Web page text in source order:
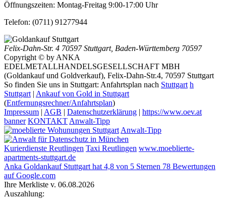
Öffnungszeiten: Montag-Freitag 9:00-17:00 Uhr
Telefon: (0711) 91277944
Felix-Dahn-Str. 4 70597 Stuttgart, Baden-Württemberg 70597
Copyright © by ANKA
EDELMETALLHANDELSGESELLSCHAFT MBH
(Goldankauf und Goldverkauf), Felix-Dahn-Str.4, 70597 Stuttgart
So finden Sie uns in Stuttgart: Anfahrtsplan nach Stuttgart h
Stuttgart | Ankauf von Gold in Stuttgart
(Entfernungsrechner/Anfahrtsplan)
Impressum | AGB | Datenschutzerklärung | https://www.oev.at
banner KONTAKT Anwalt-Tipp
Anwalt-Tipp
Kurierdienste Reutlingen Taxi Reutlingen www.moeblierte-
apartments-stuttgart.de
Anka Goldankauf Stuttgart hat 4,8 von 5 Sternen 78 Bewertungen
auf Google.com
Ihre Merkliste v. 06.08.2026
Auszahlung: